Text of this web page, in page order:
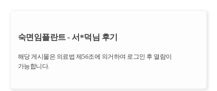
숙면임플란트 - 서*덕님 후기
해당 게시물은 의료법 제56조에 의거하여 로그인 후 열람이
가능합니다.